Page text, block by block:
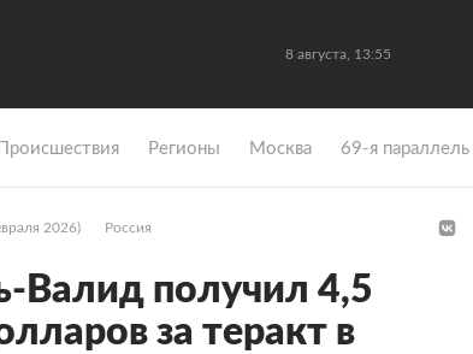
8 августа, 13:55
Происшествия Регионы Москва 69-я параллель
2026) Россия
Валид получил 4,5
за теракт в